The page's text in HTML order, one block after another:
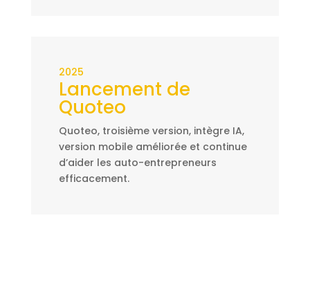
2025
Lancement de
Quoteo
Quoteo, troisième version, intègre IA,
version mobile améliorée et continue
d’aider les auto-entrepreneurs
efficacement.